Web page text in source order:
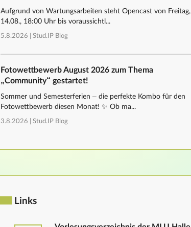
Aufgrund von Wartungsarbeiten steht Opencast von Freitag,
14.08., 18:00 Uhr bis voraussichtl...
5.8.2026 | Stud.IP Blog
Fotowettbewerb August 2026 zum Thema
„Community“ gestartet!
Sommer und Semesterferien – die perfekte Kombo für den
Fotowettbewerb diesen Monat! ✨ Ob ma...
3.8.2026 | Stud.IP Blog
Links